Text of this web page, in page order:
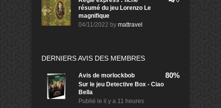
résumé du jeu Lorenzo Le
magnifique
04/11/2022 by mattravel
DERNIERS AVIS DES MEMBRES
Avis de morlockbob
Sur le jeu Detective Box - Ciao
Bella
Publié le il y a 11 heures
80%